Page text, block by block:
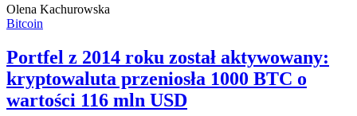
Olena Kachurowska
Bitcoin
Portfel z 2014 roku został aktywowany:
kryptowaluta przeniosła 1000 BTC o
wartości 116 mln USD